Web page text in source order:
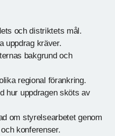
och distriktets mål.
uppdrag kräver.
bakgrund och
regional förankring.
hur uppdragen sköts av
om styrelsearbetet genom
konferenser.